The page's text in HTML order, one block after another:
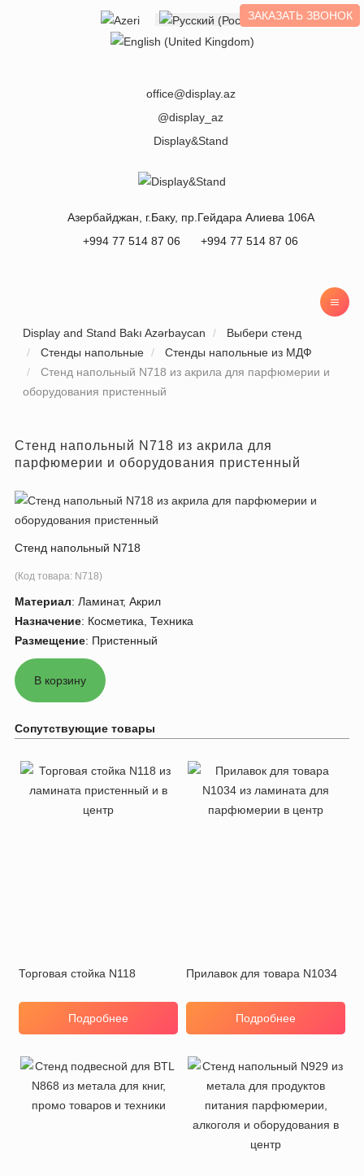
ЗАКАЗАТЬ ЗВОНОК
office@display.az
@display_az
Display&Stand
Азербайджан , г.Баку, пр.Гейдара Алиева 106А
+994 77 514 87 06
+994 77 514 87 06
Display and Stand Bakı Azərbaycan
Выбери стенд
Стенды напольные
Стенды напольные из МДФ
Стенд напольный N718 из акрила для парфюмерии и
оборудования пристенный
Стенд напольный N718 из акрила для
парфюмерии и оборудования пристенный
Стенд напольный N718
(Код товара: N718)
Материал: Ламинат, Акрил
Назначение: Косметика, Техника
Размещение: Пристенный
Сопутствующие товары
Торговая стойка N118
Подробнее
Прилавок для товара N1034
Подробнее